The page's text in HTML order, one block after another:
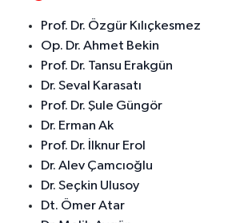
Prof. Dr. Özgür Kılıçkesmez
Op. Dr. Ahmet Bekin
Prof. Dr. Tansu Erakgün
Dr. Seval Karasatı
Prof. Dr. Şule Güngör
Dr. Erman Ak
Prof. Dr. İlknur Erol
Dr. Alev Çamcıoğlu
Dr. Seçkin Ulusoy
Dt. Ömer Atar